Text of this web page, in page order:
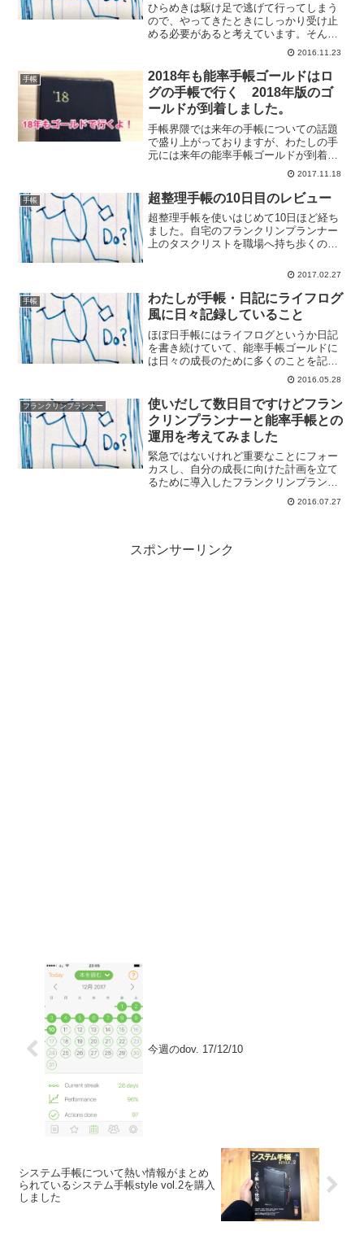
ひらめきは駆け足で逃げて行ってしまう
ので、やってきたときにしっかり受け止
める必要があると考えています。そんな
ひらめいたことをさっとメモするために
いつもトラベラーズノートのパスポート
サイズを持ち歩いております。手帳用ボ
ールペンとトラベラーズノ...
2016.11.23
手帳
2018年も能率手帳ゴールドはロ
グの手帳で行く 2018年版のゴ
ールドが到着しました。
手帳界隈では来年の手帳についての話題
で盛り上がっておりますが、わたしの手
元には来年の能率手帳ゴールドが到着し
ました。2018年もゴールドで行きます
よ。3年目のゴールド到着2016年から普及
版の能率手帳からゴールドへステップア
ップして、これで...
2017.11.18
手帳 超整理手帳の10日目のレビュー
超整理手帳を使いはじめて10日ほど経ち
ました。自宅のフランクリンプランナー
上のタスクリストを職場へ持ち歩くのが
い続けてみて気づいたことをまとめてみ
超整理手帳はA4サ...
2017.02.27
手帳
わたしが手帳・日記にライフログ
風に日々記録していること
ほぼ日手帳にはライフログというか日記
を書き続けていて、能率手帳ゴールドに
は日々の成長のために多くのことを記録
しております。あれもこれも振り返りの
ためなんですけど、今回はわたしが何を
記録しているかをまとめてみます。体調
管理のため起床時間とベッ...
2016.05.28
フランクリンプランナー
使いだして数日目ですけどフラン
クリンプランナーと能率手帳との
運用を考えてみました
緊急ではないけれど重要なことにフォー
カスし、自分の成長に向けた計画を立て
るために導入したフランクリンプランナ
ー。荷物をこれ以上多くしないため基本
的にはフランクリンプランナーは自宅で
2016.07.27
スポンサーリンク
今週のdov. 17/12/10
システム手帳について熱い情報がまとめ
られているシステム手帳style vol.2を購入
しました